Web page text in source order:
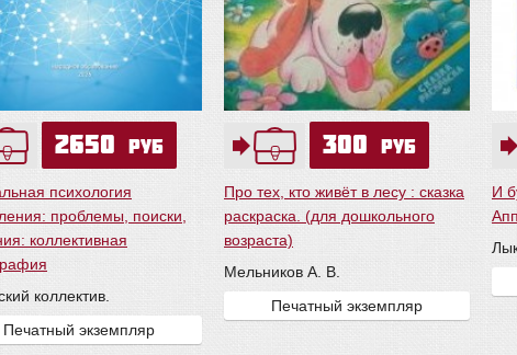
2650 руб
психология
проблемы, поиски,
коллективная
коллектив.
Печатный экземпляр
300 руб
Про тех, кто живёт в лесу : сказка
раскраска. (для дошкольного
возраста)
Мельников А. В.
Печатный экземпляр
И